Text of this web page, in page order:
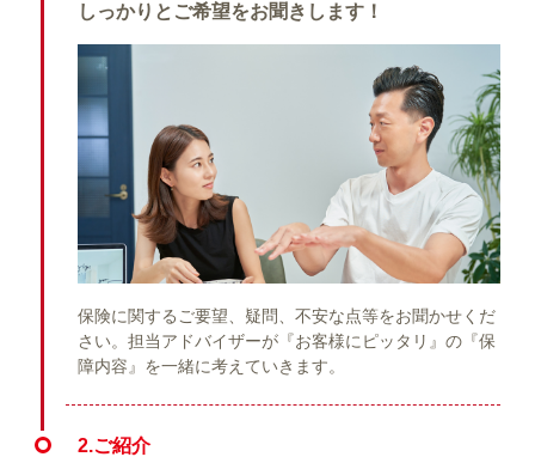
しっかりとご希望をお聞きします！
保険に関するご要望、疑問、不安な点等をお聞かせくだ
さい。担当アドバイザーが『お客様にピッタリ』の『保
障内容』を一緒に考えていきます。
2.ご紹介